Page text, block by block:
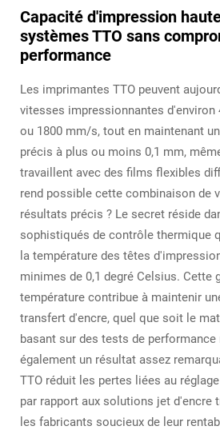
Capacité d'impression
systèmes TTO sans
performance
Les imprimantes TTO peuvent
vitesses impressionnantes d'environ
ou 1800 mm/s, tout en maintenant
précis à plus ou moins 0,1 mm,
travaillent avec des films flexibles
rend possible cette combinaison de
résultats précis ? Le secret réside
sophistiqués de contrôle thermique
la température des têtes
minimes de 0,1 degré Celsius. Cette
température contribue à maintenir
transfert d'encre, quel que soit le
basant sur des tests de
également un résultat assez
TTO réduit les pertes liées au
par rapport aux solutions jet d'encre
les fabricants soucieux de leur